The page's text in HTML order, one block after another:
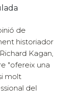
de
historiador
Kagan,
"ofereix una
molt
del